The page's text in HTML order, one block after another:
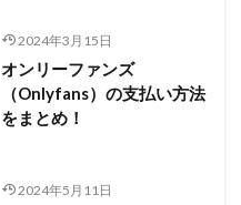
2024年3月15日
オンリーファンズ
（Onlyfans）の支払い方法
をまとめ！
2024年5月11日